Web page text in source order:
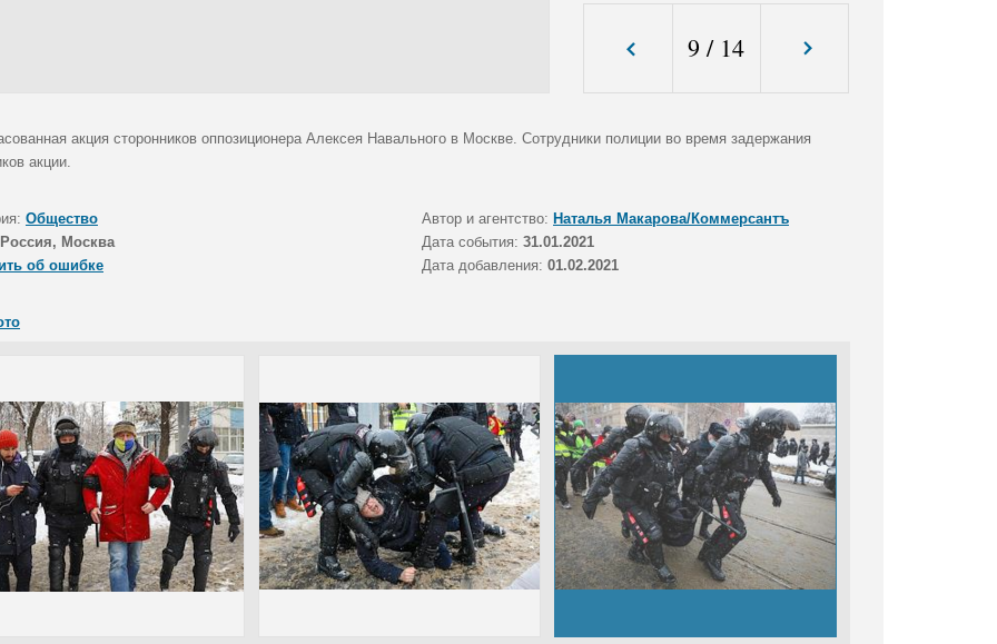
9 / 14
акция сторонников оппозиционера Алексея Навального в Москве. Сотрудники полиции во время задержания
акции.
Общество Автор и агентство: Наталья Макарова/Коммерсантъ
Россия, Москва Дата события: 31.01.2021
об ошибке
Дата добавления: 01.02.2021